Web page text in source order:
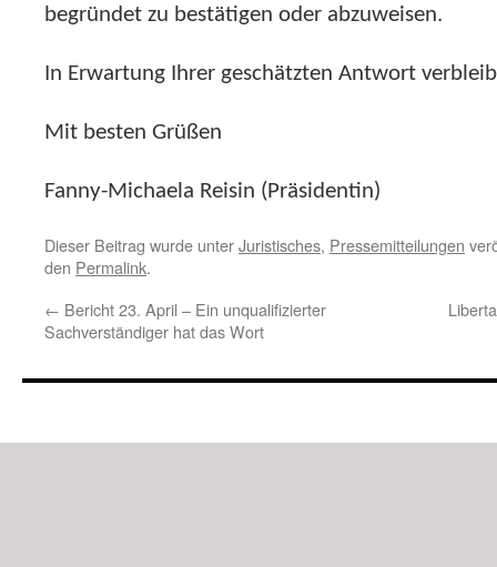
begründet zu bestätigen oder abzuweisen.
In Erwartung Ihrer geschätzten Antwort
Mit besten Grüßen
Fanny-Michaela Reisin (Präsidentin)
Dieser Beitrag wurde unterJuristisches, Pressemitteilungen
den Permalink.
← Bericht 23. April – Ein unqualifizierter
Sachverständiger hat das Wort